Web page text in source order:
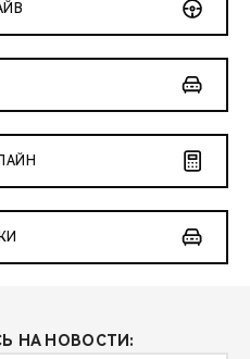
НА НОВОСТИ: